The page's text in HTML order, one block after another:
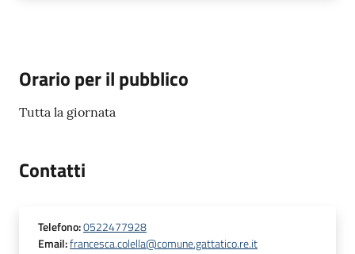
Orario per il pubblico
Tutta la giornata
Contatti
Telefono:0522477928
Email:francesca.colella@comune.gattatico.re.it